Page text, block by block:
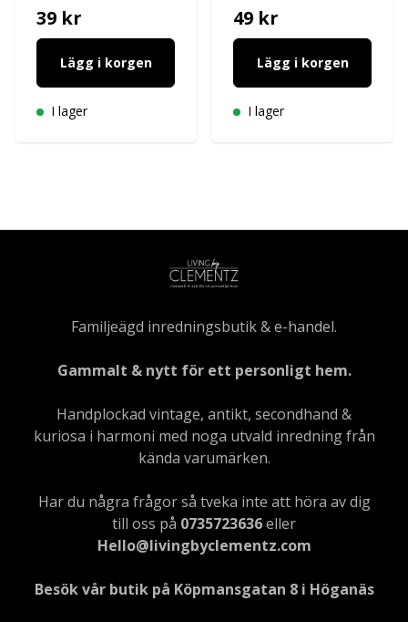
39 kr
Lägg i korgen
I lager
49 kr
Lägg i korgen
I lager
Familjeägd inredningsbutik & e-handel.
Gammalt & nytt för ett personligt hem.
Handplockad vintage, antikt, secondhand &
kuriosa i harmoni med noga utvald inredning från
kända varumärken.
Har du några frågor så tveka inte att höra av dig
till oss på 0735723636eller
Hello@livingbyclementz.com
Besök vår butik på Köpmansgatan 8 i Höganäs